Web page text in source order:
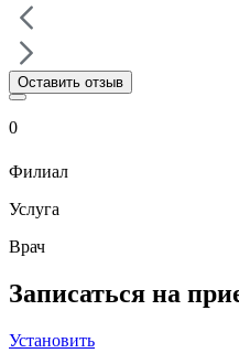
Оставить отзыв
0
Филиал
Услуга
Врач
Записаться на
Установить